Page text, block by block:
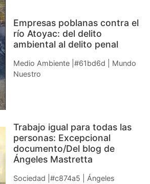
Empresas poblanas contra el
río Atoyac: del delito
ambiental al delito penal
Medio Ambiente |#61bd6d | Mundo
Nuestro
Trabajo igual para todas las
personas: Excepcional
documento/Del blog de
Ángeles Mastretta
Sociedad |#c874a5 | Ángeles